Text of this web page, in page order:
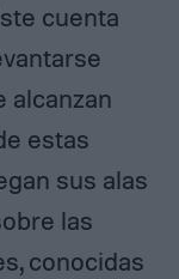
cuenta
alcanzan
estas
sus alas
las
conocidas